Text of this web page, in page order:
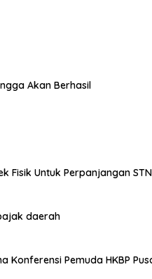
Akan Berhasil
Fisik Untuk Perpanjangan
daerah
Konferensi Pemuda HKBP